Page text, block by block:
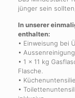
jünger sein
In unserer
enthalten:
• Einweisung bei
•
• 1 x 11 kg
Flasche.
•
•